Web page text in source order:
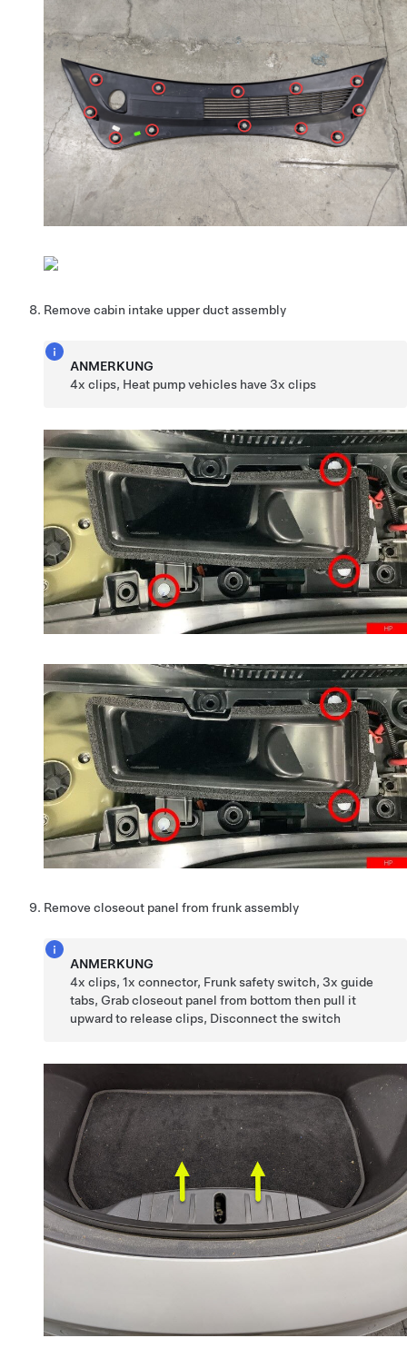
Remove cabin intake upper duct assembly
ANMERKUNG
4x clips, Heat pump vehicles have 3x clips
Remove closeout panel from frunk assembly
ANMERKUNG
4x clips, 1x connector, Frunk safety switch, 3x guide
tabs, Grab closeout panel from bottom then pull it
upward to release clips, Disconnect the switch